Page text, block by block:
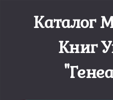
Каталог
Книг